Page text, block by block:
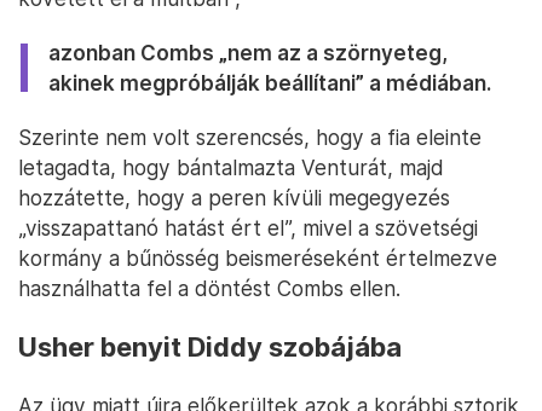
azonban Combs „nem az a szörnyeteg,
akinek megpróbálják beállítani” a médiában.
Szerinte nem volt szerencsés, hogy a fia eleinte
letagadta, hogy bántalmazta Venturát, majd
hozzátette, hogy a peren kívüli megegyezés
„visszapattanó hatást ért el”, mivel a szövetségi
kormány a bűnösség beismeréseként értelmezve
használhatta fel a döntést Combs ellen.
Usher benyit Diddy szobájába
Az ügy miatt újra előkerültek azok a korábbi sztorik